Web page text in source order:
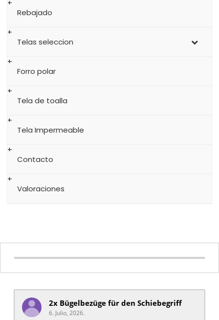
Rebajado
Telas seleccion
Forro polar
Tela de toalla
Tela Impermeable
Contacto
Valoraciones
2x Bügelbezüge für ​den Schiebegriff
6. Julio, 2026.